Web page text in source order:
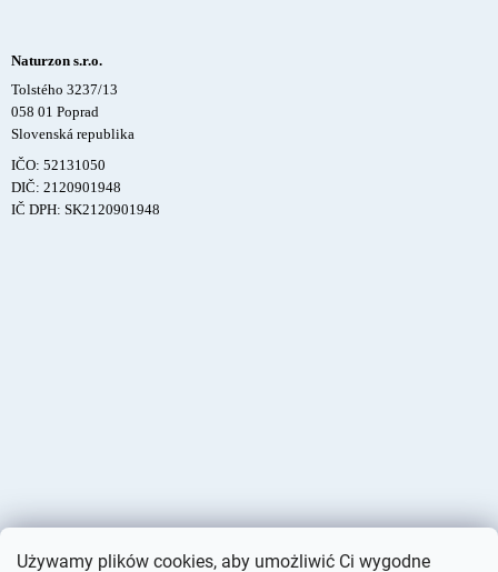
Używamy plików cookies, aby umożliwić Ci wygodne
Naturzon s.r.o.
Tolstého 3237/13
058 01 Poprad
Slovenská republika
IČO: 52131050
DIČ: 2120901948
IČ DPH: SK2120901948